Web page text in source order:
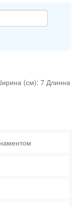
(см): 7 Длинна